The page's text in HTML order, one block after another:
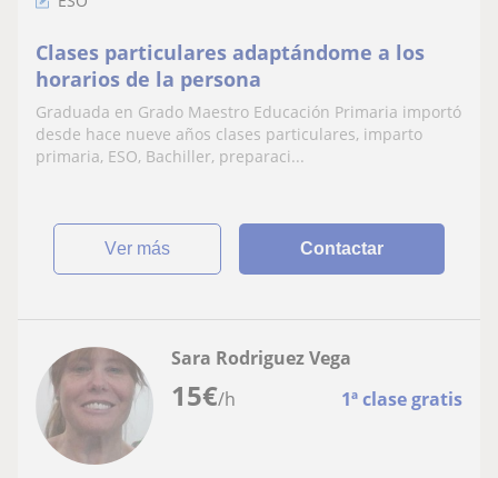
Clases particulares adaptándome a los
horarios de la persona
Graduada en Grado Maestro Educación Primaria importó
desde hace nueve años clases particulares, imparto
primaria, ESO, Bachiller, preparaci...
ver más Contactar
15€/h 1ª clase gratis
Sara Rodriguez Vega